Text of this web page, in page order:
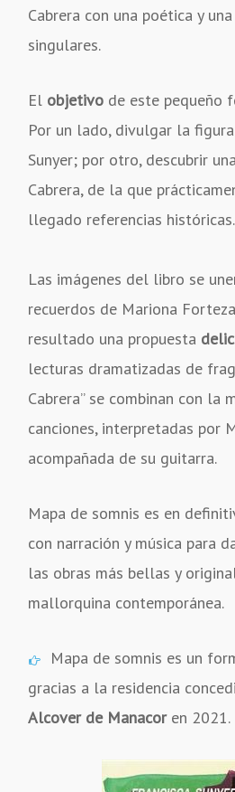
Cabrera con una poética y
singulares.
El objetivo de este pequeño
Por un lado, divulgar la
Sunyer; por otro, descubrir
Cabrera, de la que
llegado referencias históricas.
Las imágenes del libro se
recuerdos de Mariona
resultado una propuesta
lecturas dramatizadas de
Cabrera” se combinan con la
canciones, interpretadas por
acompañada de su guitarra.
Mapa de somnis es en
con narración y música para
las obras más bellas y
mallorquina contemporánea.
Mapa de somnis es un
gracias a la residencia
Alcover de Manacoren 2021.